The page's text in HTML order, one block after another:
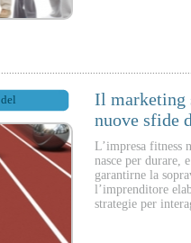
del
Il marketing
nuove sfide
L’impresa fitness
nasce per durare,
garantirne la
l’imprenditore
strategie per